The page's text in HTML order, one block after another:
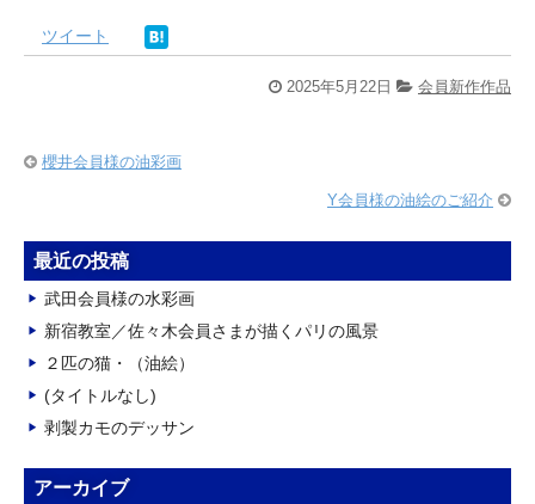
ツイート
2025年5月22日 会員新作作品
櫻井会員様の油彩画
Y会員様の油絵のご紹介
最近の投稿
武田会員様の水彩画
新宿教室／佐々木会員さまが描くパリの風景
２匹の猫・（油絵）
(タイトルなし)
剥製カモのデッサン
アーカイブ